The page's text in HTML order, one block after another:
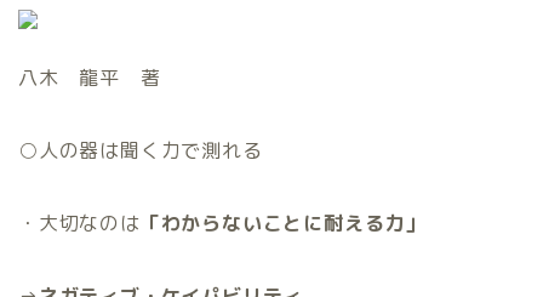
八木 龍平 著
○人の器は聞く力で測れる
・大切なのは 「わからないことに耐える力」